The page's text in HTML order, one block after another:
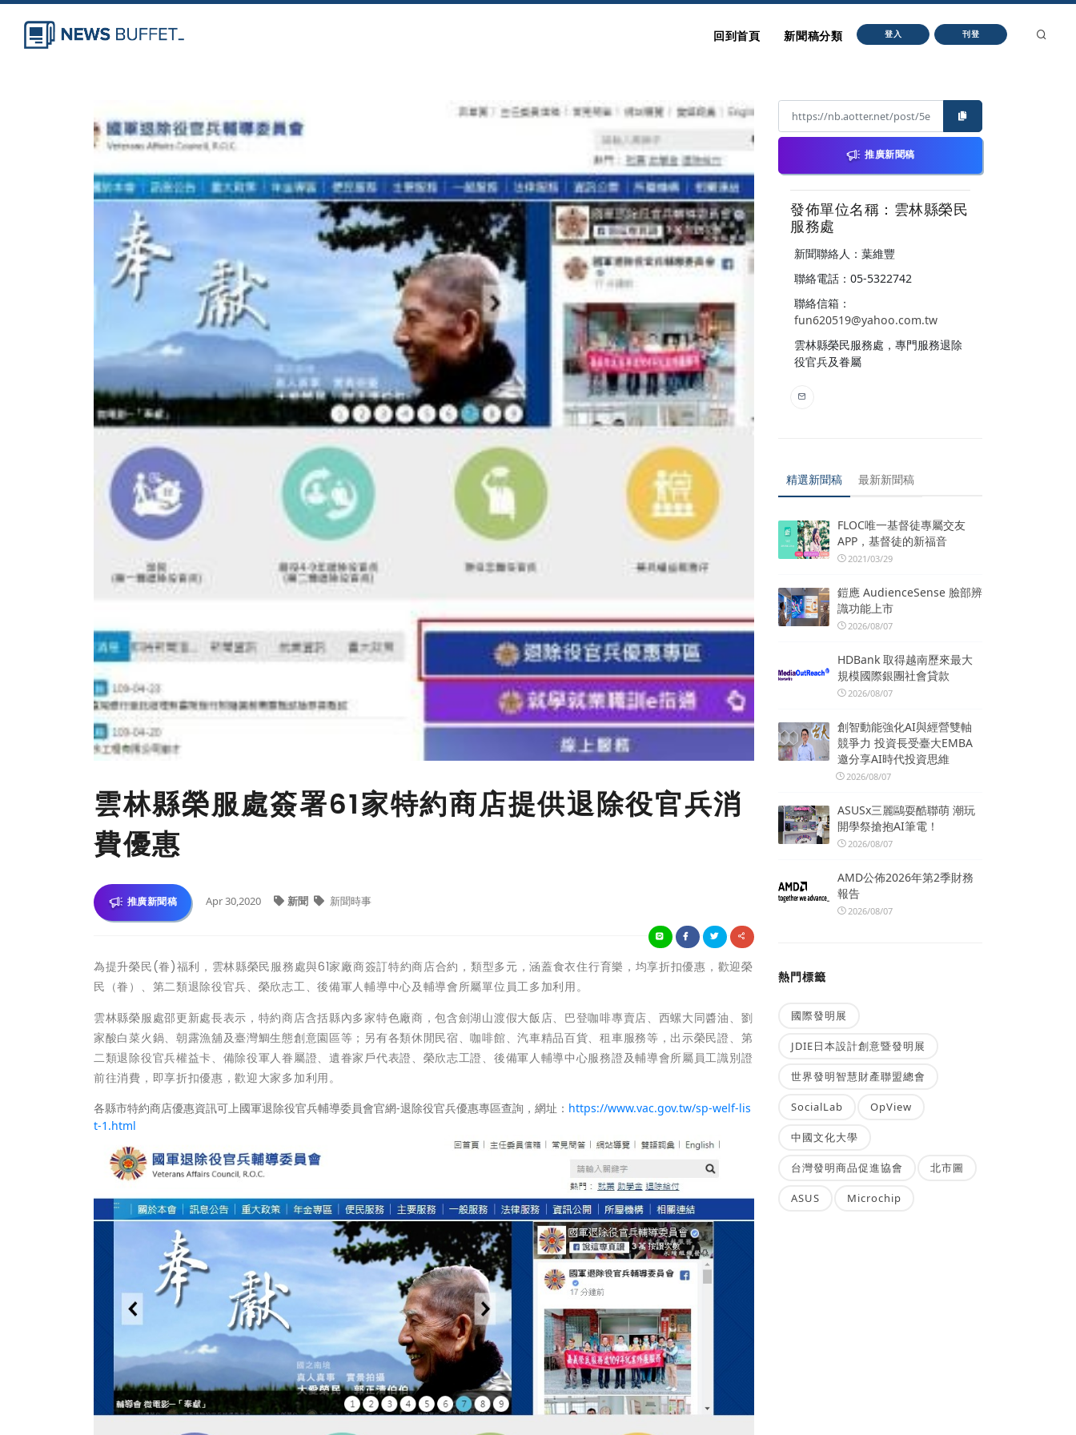
回到首頁 新聞稿分類 登入 刊登
雲林縣榮服處簽署61家特約商店提供退除役官兵消
費優惠
推廣新聞稿 Apr 30,2020 新聞 新聞時事
為提升榮民(眷)福利，雲林縣榮民服務處與61家廠商簽訂特約商店合約，類型多元，涵蓋食衣住行育樂，均享折扣優惠，歡迎榮
民（眷）、第二類退除役官兵、榮欣志工、後備軍人輔導中心及輔導會所屬單位員工多加利用。
雲林縣榮服處邵更新處長表示，特約商店含括縣內多家特色廠商，包含劍湖山渡假大飯店、巴登咖啡專賣店、西螺大同醬油、劉
家酸白菜火鍋、朝露漁舖及臺灣鯛生態創意園區等；另有各類休閒民宿、咖啡館、汽車精品百貨、租車服務等，出示榮民證、第
二類退除役官兵權益卡、備除役軍人眷屬證、遺眷家戶代表證、榮欣志工證、後備軍人輔導中心服務證及輔導會所屬員工識別證
前往消費，即享折扣優惠，歡迎大家多加利用。
各縣市特約商店優惠資訊可上國軍退除役官兵輔導委員會官網-退除役官兵優惠專區查詢，網址： https://www.vac.gov.tw/sp-welf-lis
t-1.html
推廣新聞稿
發佈單位名稱：雲林縣榮民
服務處
新聞聯絡人：葉維豐
聯絡電話：05-5322742
聯絡信箱：
fun620519@yahoo.com.tw
雲林縣榮民服務處，專門服務退除
役官兵及眷屬
精選新聞稿 最新新聞稿
FLOC唯一基督徒專屬交友
APP，基督徒的新福音
2021/03/29
鎧應 AudienceSense 臉部辨
識功能上市
2026/08/07
HDBank 取得越南歷來最大
規模國際銀團社會貸款
2026/08/07
創智動能強化AI與經營雙軸
競爭力 投資長受臺大EMBA
邀分享AI時代投資思維
2026/08/07
ASUSx三麗鷗耍酷聯萌 潮玩
開學祭搶抱AI筆電！
2026/08/07
AMD公佈2026年第2季財務
報告
2026/08/07
熱門標籤
國際發明展
JDIE日本設計創意暨發明展
世界發明智慧財產聯盟總會
SocialLab OpView
中國文化大學
台灣發明商品促進協會 北市圖
ASUS Microchip